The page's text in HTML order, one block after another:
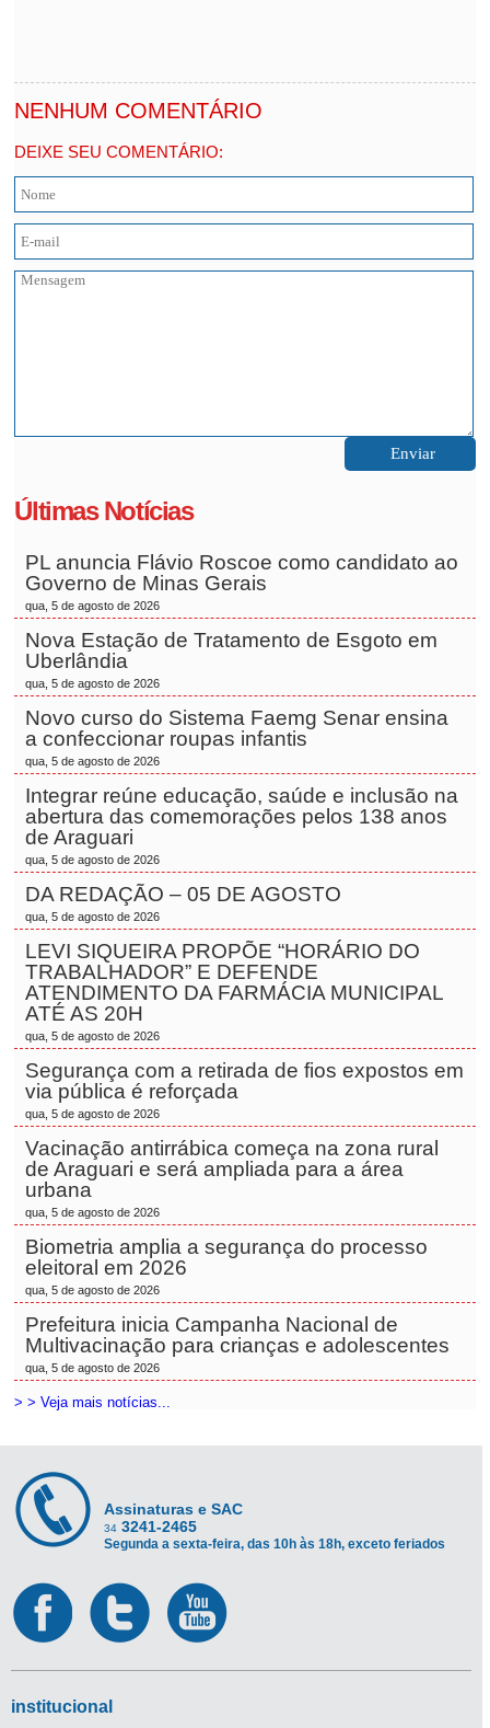
NENHUM COMENTÁRIO
DEIXE SEU COMENTÁRIO:
Últimas Notícias
PL anuncia Flávio Roscoe como candidato ao
Governo de Minas Gerais
qua, 5 de agosto de 2026
Nova Estação de Tratamento de Esgoto em
Uberlândia
qua, 5 de agosto de 2026
Novo curso do Sistema Faemg Senar ensina
a confeccionar roupas infantis
qua, 5 de agosto de 2026
Integrar reúne educação, saúde e inclusão na
abertura das comemorações pelos 138 anos
de Araguari
qua, 5 de agosto de 2026
DA REDAÇÃO – 05 DE AGOSTO
qua, 5 de agosto de 2026
LEVI SIQUEIRA PROPÕE “HORÁRIO DO
TRABALHADOR” E DEFENDE
ATENDIMENTO DA FARMÁCIA MUNICIPAL
ATÉ AS 20H
qua, 5 de agosto de 2026
Segurança com a retirada de fios expostos em
via pública é reforçada
qua, 5 de agosto de 2026
Vacinação antirrábica começa na zona rural
de Araguari e será ampliada para a área
urbana
qua, 5 de agosto de 2026
Biometria amplia a segurança do processo
eleitoral em 2026
qua, 5 de agosto de 2026
Prefeitura inicia Campanha Nacional de
Multivacinação para crianças e adolescentes
qua, 5 de agosto de 2026
> > Veja mais notícias...
Assinaturas e SAC
34 3241-2465
Segunda a sexta-feira, das 10h às 18h, exceto feriados
institucional